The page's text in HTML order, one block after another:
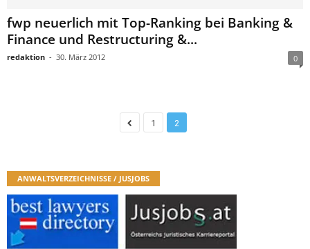
fwp neuerlich mit Top-Ranking bei Banking &
Finance und Restructuring &...
redaktion - 30. März 2012 0
1 2
ANWALTSVERZEICHNISSE / JUSJOBS